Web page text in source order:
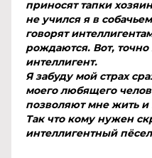
приносят тапки
не учился я в
говорят
рождаются. Вот, точно
интеллигент.
Я забуду мой страх
моего любящего
позволяют мне жить и
Так что кому нужен
интеллигентный